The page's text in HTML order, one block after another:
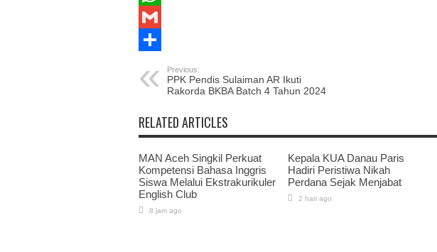
WhatsApp
Gmail
Previous:
PPK Pendis Sulaiman AR Ikuti
Rakorda BKBA Batch 4 Tahun 2024
RELATED ARTICLES
MAN Aceh Singkil Perkuat
Kompetensi Bahasa Inggris
Siswa Melalui Ekstrakurikuler
English Club
8 jam ago
Kepala KUA Danau Paris
Hadiri Peristiwa Nikah
Perdana Sejak Menjabat
2 hari ago